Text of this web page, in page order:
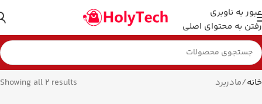
عبور به ناوبری
رفتن به محتوای اصلی
خانه مادربرد Showing all 2 results